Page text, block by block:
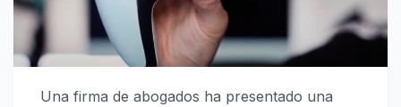
Una firma de abogados ha presentado una